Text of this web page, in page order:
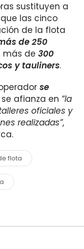
sustituyen a
las cinco
de la flota
de 250
más de 300
y tauliners.
se
afianza en “la
oficiales y
realizadas”,
flota